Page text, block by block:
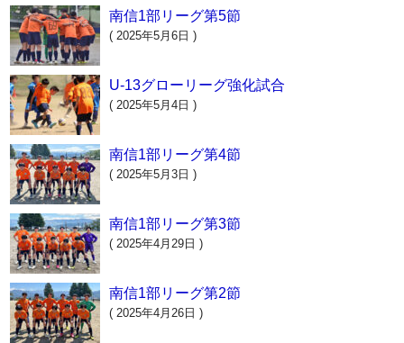
南信1部リーグ第5節
( 2025年5月6日 )
U-13グローリーグ強化試合
( 2025年5月4日 )
南信1部リーグ第4節
( 2025年5月3日 )
南信1部リーグ第3節
( 2025年4月29日 )
南信1部リーグ第2節
( 2025年4月26日 )